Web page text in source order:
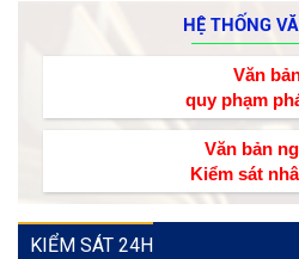
HỆ THỐNG
Văn
quy phạm
Văn bản
Kiểm sát
KIỂM SÁT 24H